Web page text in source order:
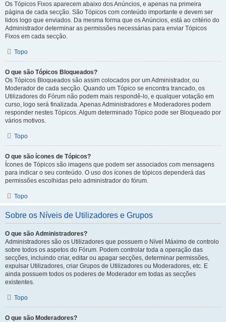
Os Tópicos Fixos aparecem abaixo dos Anúncios, e apenas na primeira
página de cada secção. São Tópicos com conteúdo importante e devem ser
lidos logo que enviados. Da mesma forma que os Anúncios, está ao critério do
Administrador determinar as permissões necessárias para enviar Tópicos
Fixos em cada secção.
Topo
O que são Tópicos Bloqueados?
Os Tópicos Bloqueados são assim colocados por um Administrador, ou
Moderador de cada secção. Quando um Tópico se encontra trancado, os
Utilizadores do Fórum não podem mais respondê-lo, e qualquer votação em
curso, logo será finalizada. Apenas Administradores e Moderadores podem
responder nestes Tópicos. Algum determinado Tópico pode ser Bloqueado por
vários motivos.
Topo
O que são ícones de Tópicos?
Ícones de Tópicos são imagens que podem ser associados com mensagens
para indicar o seu conteúdo. O uso dos ícones de tópicos dependerá das
permissões escolhidas pelo administrador do fórum.
Topo
Sobre os Níveis de Utilizadores e Grupos
O que são Administradores?
Administradores são os Utilizadores que possuem o Nível Máximo de controlo
sobre todos os aspetos do Fórum. Podem controlar toda a operação das
secções, incluindo criar, editar ou apagar secções, determinar permissões,
expulsar Utilizadores, criar Grupos de Utilizadores ou Moderadores, etc. E
ainda possuem todos os poderes de Moderador em todas as secções
existentes.
Topo
O que são Moderadores?